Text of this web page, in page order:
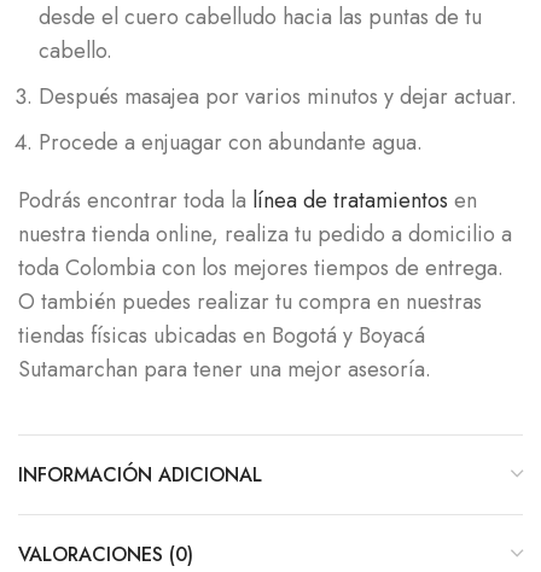
desde el cuero cabelludo hacia las puntas de tu
cabello.
Después masajea por varios minutos y dejar actuar.
Procede a enjuagar con abundante agua.
Podrás encontrar toda la línea de tratamientos en
nuestra tienda online, realiza tu pedido a domicilio a
toda Colombia con los mejores tiempos de entrega.
O también puedes realizar tu compra en nuestras
tiendas físicas ubicadas en Bogotá y Boyacá
Sutamarchan para tener una mejor asesoría.
INFORMACIÓN ADICIONAL
VALORACIONES (0)